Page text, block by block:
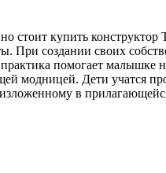
стоит купить
При создании своих
помогает малышке
модницей. Дети учатся
в